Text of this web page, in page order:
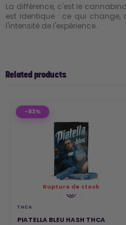
La différence, c'est le
est identique : ce qui change,
l'intensité de l'expérience.
Related products
-83%
Rupture de stock
THCA
PIATELLA BLEU HASH THCA